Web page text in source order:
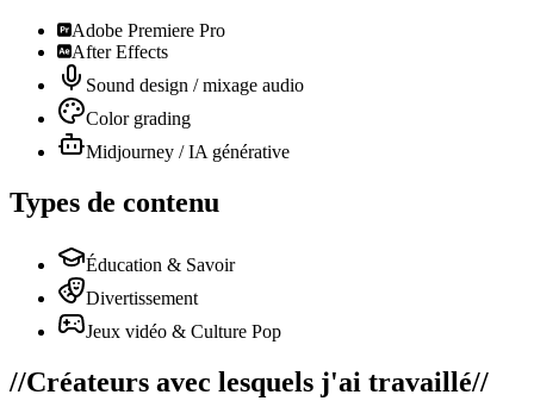
Adobe Premiere Pro
After Effects
Sound design / mixage audio
Color grading
Midjourney / IA générative
Types de contenu
Éducation & Savoir
Divertissement
Jeux vidéo & Culture Pop
//Créateurs avec lesquels j'ai travaillé//